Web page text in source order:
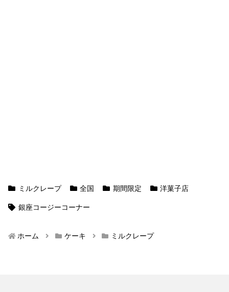
ミルクレープ 全国 期間限定 洋菓子店
銀座コージーコーナー
ホーム ケーキ ミルクレープ